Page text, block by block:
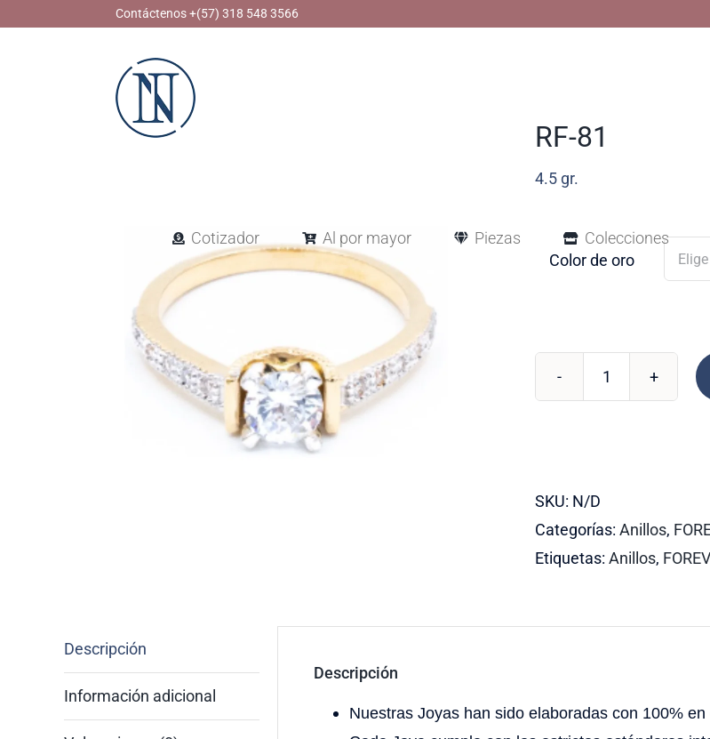
Contáctenos +(57) 318 548 3566
Cotizador Al por mayor Piezas Colecciones
RF-81
4.5 gr.
Color de oro
SKU: N/D
Categorías: Anillos,
Etiquetas: Anillos,
Descripción
Información adicional
Descripción
Nuestras Joyas han sido elaboradas con 100% en